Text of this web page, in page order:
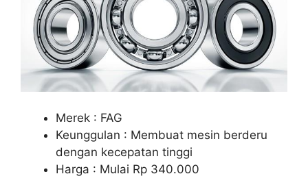
Merek : FAG
Keunggulan : Membuat mesin berderu
dengan kecepatan tinggi
Harga : Mulai Rp 340.000